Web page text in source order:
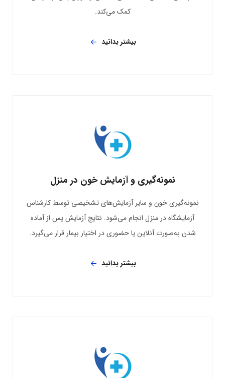
کمک می‌کند.
بیشتر بدانید
نمونه‌گیری و آزمایش خون در منزل
نمونه‌گیری خون و سایر آزمایش‌های تشخیصی توسط کارشناس
آزمایشگاه در منزل انجام می‌شود. نتایج آزمایش پس از آماده
شدن به‌صورت آنلاین یا حضوری در اختیار بیمار قرار می‌گیرد.
بیشتر بدانید